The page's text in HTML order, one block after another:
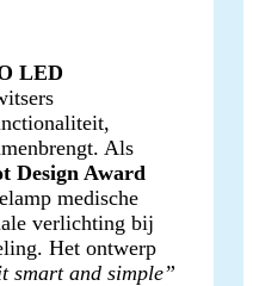
LED
Als
Design Award
medische
verlichting bij
Het ontwerp
smart and simple”